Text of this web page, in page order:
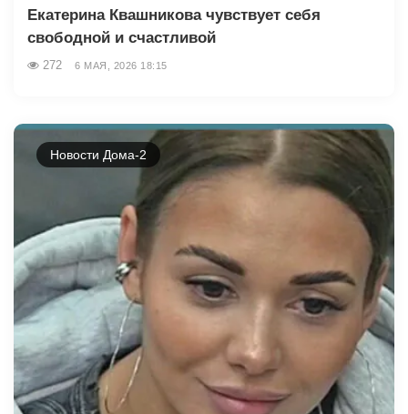
Екатерина Квашникова чувствует себя
свободной и счастливой
272 6 МАЯ, 2026 18:15
Новости Дома-2